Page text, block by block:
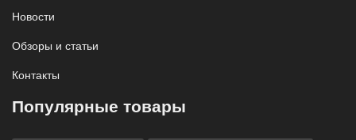
Новости
Обзоры и статьи
Контакты
Популярные товары